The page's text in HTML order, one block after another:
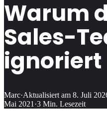
Warum
Sales-
ignoriert
Marc·Aktualisiert am 8. Juli
Mai 2021 ·3 Min. Lesezeit